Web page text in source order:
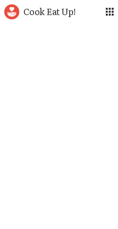
Cook Eat Up!